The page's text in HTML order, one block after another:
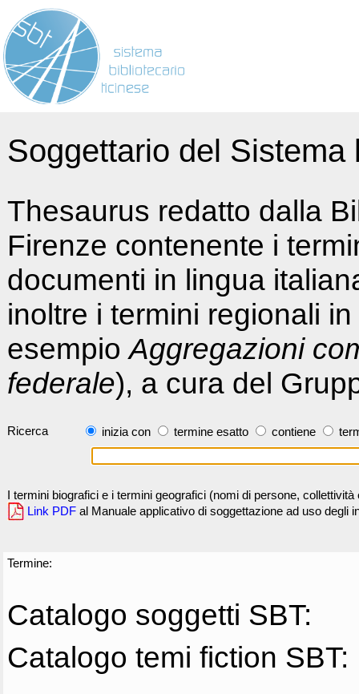
Soggettario del
Thesaurus redatto dalla
Firenze contenente i
documenti in lingua
inoltre i termini regionali
esempioAggregazioni
federale), a cura del
Ricerca inizia con termine esatto contiene
I termini biografici e i termini geografici (nomi di persone,
Link PDF al Manuale applicativo di soggettazione ad uso degli
Termine:
Catalogo soggetti SBT:
Catalogo temi fiction SBT: